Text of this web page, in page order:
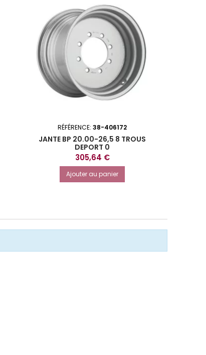
RÉFÉRENCE: 38-406172
JANTE BP 20.00-26,5 8 TROUS
DEPORT 0
Prix
305,64 €
Ajouter au panier